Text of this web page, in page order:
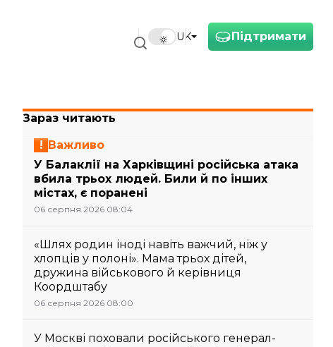
Підтримати
UK
Зараз читають
Важливо
У Балаклії на Харківщині російська атака
вбила трьох людей. Били й по інших
містах, є поранені
06 серпня 2026 08:04
«Шлях родин іноді навіть важчий, ніж у
хлопців у полоні». Мама трьох дітей,
дружина військового й керівниця
Коордштабу
06 серпня 2026 08:00
У Москві поховали російського генерал-